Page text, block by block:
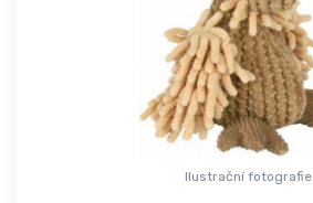
Ilustrační fotografie